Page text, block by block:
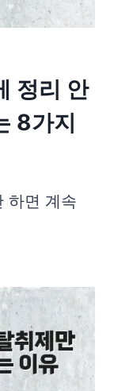
정리 안
8가지
하면 계속